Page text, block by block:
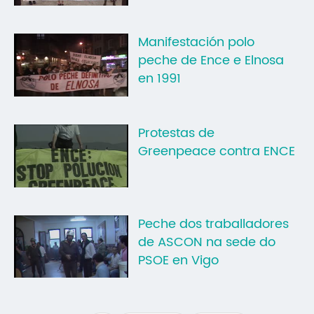
Manifestación polo
peche de Ence e Elnosa
en 1991
Protestas de
Greenpeace contra ENCE
Peche dos traballadores
de ASCON na sede do
PSOE en Vigo